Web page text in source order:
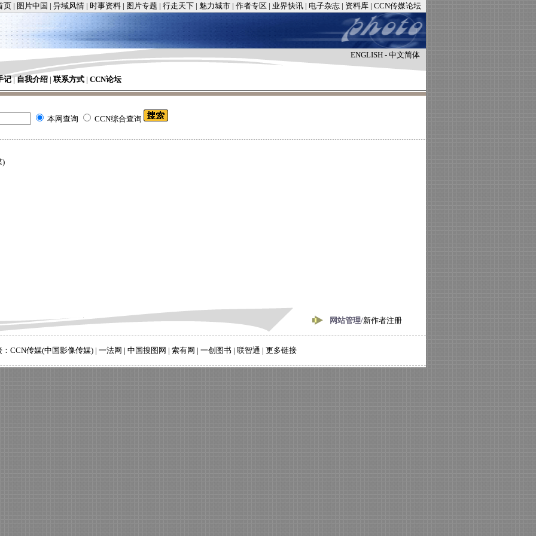
页 | 图片中国 | 异域风情 | 时事资料 | 图片专题 | 行走天下 | 魅力城市 | 作者专区 | 业界快讯 | 电子杂志 | 资料库 | CCN传媒论坛
ENGLISH - 中文简体
记|自我介绍 | 联系方式 | CCN论坛
本网查询 CCN综合查询
)
网站管理/新作者注册
CCN传媒(中国影像传媒) | 一法网 | 中国搜图网 | 索有网 | 一创图书 | 联智通 | 更多链接